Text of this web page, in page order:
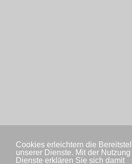
Cookies erleichtern die
unserer Dienste. Mit der
Dienste erklären Sie sich damit